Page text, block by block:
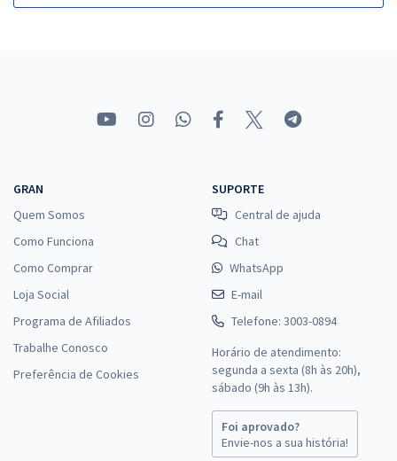
GRAN
Quem Somos
Como Funciona
Como Comprar
Loja Social
Programa de Afiliados
Trabalhe Conosco
Preferência de Cookies
SUPORTE
Central de ajuda
Chat
WhatsApp
E-mail
Telefone: 3003-0894
Horário de atendimento:
segunda a sexta (8h às 20h),
sábado (9h às 13h).
Foi aprovado?
Envie-nos a sua história!